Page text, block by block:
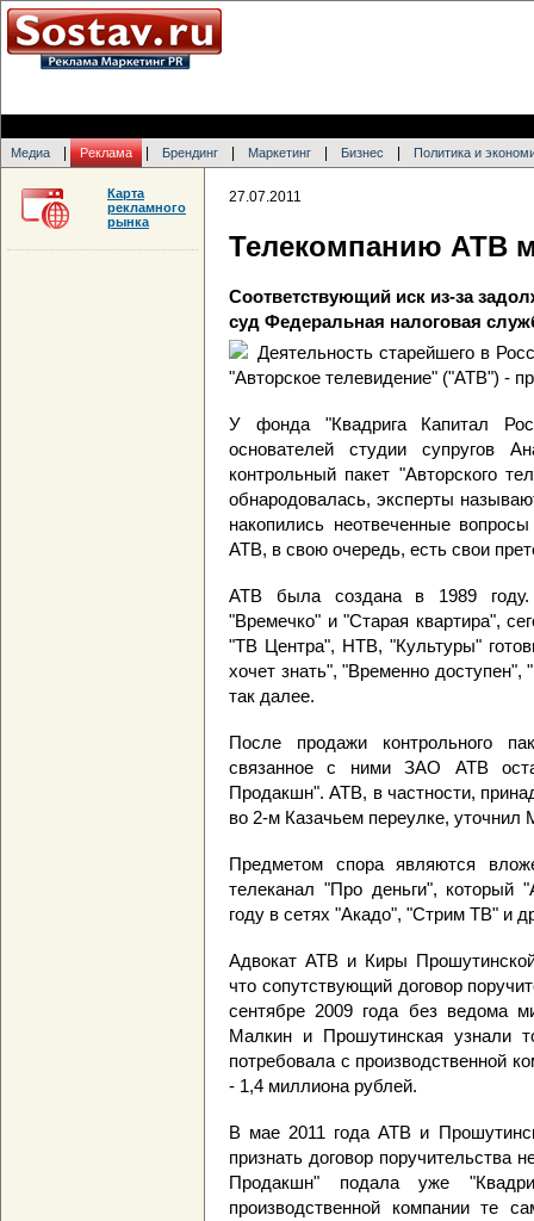
Медиа Реклама Брендинг Маркетинг Бизнес Политика и
27.07.2011
Телекомпанию АТВ
Соответствующий иск из-за
суд Федеральная налоговая
Деятельность старейшего в
"Авторское телевидение" ("АТВ") -
У фонда "Квадрига Капитал
основателей студии супругов
контрольный пакет "Авторского
обнародовалась, эксперты
накопились неотвеченные
АТВ, в свою очередь, есть свои
АТВ была создана в 1989
"Времечко" и "Старая квартира",
"ТВ Центра", НТВ, "Культуры"
хочет знать", "Временно доступен",
так далее.
После продажи контрольного
связанное с ними ЗАО АТВ
Продакшн". АТВ, в частности,
во 2-м Казачьем переулке, уточнил
Предметом спора являются
телеканал "Про деньги", который
году в сетях "Акадо", "Стрим ТВ" и
Адвокат АТВ и Киры
что сопутствующий договор
сентябре 2009 года без ведома
Малкин и Прошутинская узнали
потребовала с производственной
- 1,4 миллиона рублей.
В мае 2011 года АТВ и
признать договор поручительства
Продакшн" подала уже
производственной компании те
Карта
рекламного
рынка